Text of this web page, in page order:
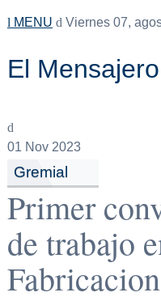
MENU Viernes 07,
El
01 Nov 2023
Gremial
Primer
de trabajo